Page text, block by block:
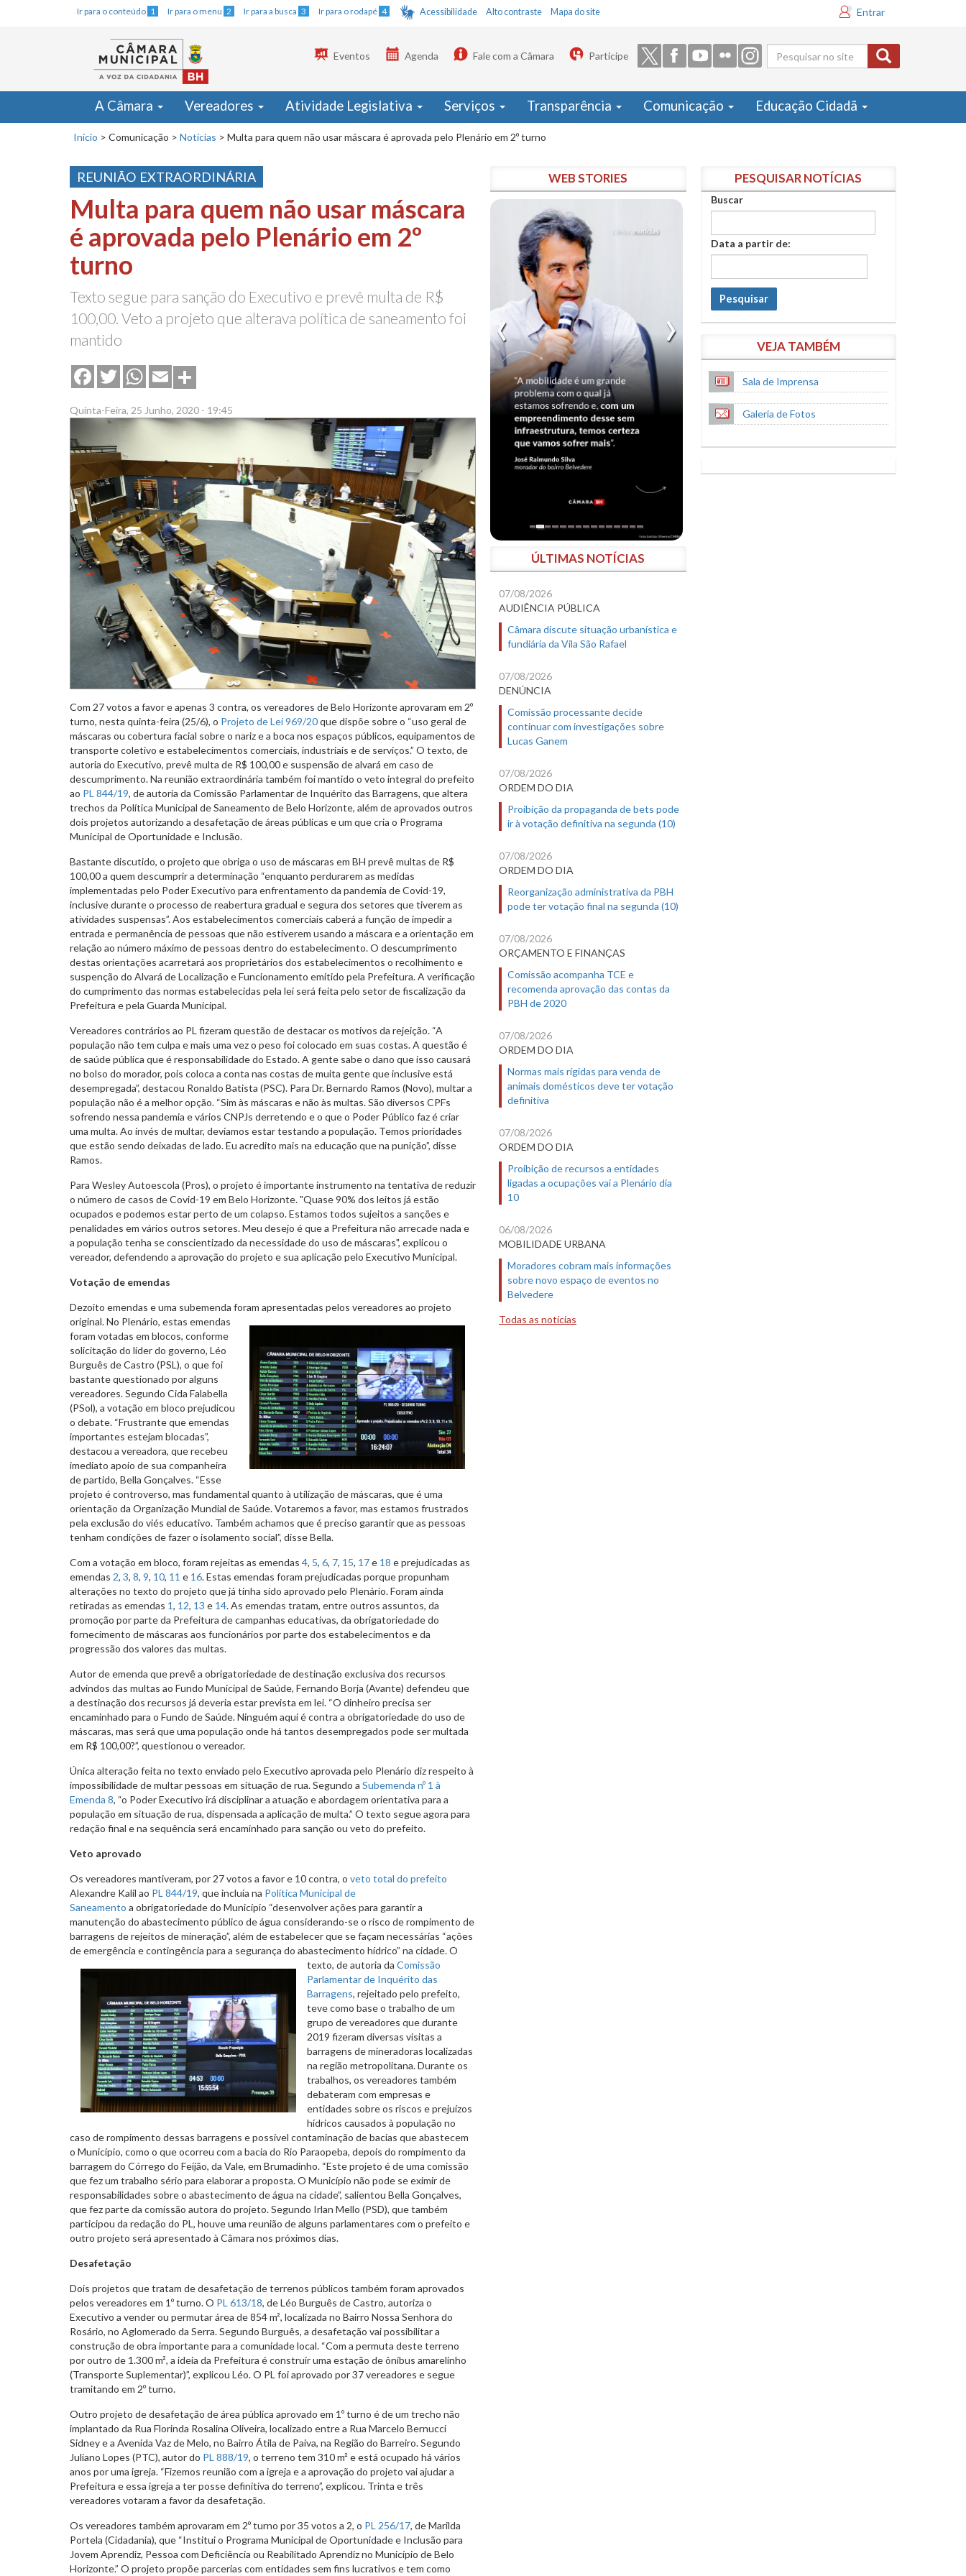
Ir para o conteúdo 1 Ir para o menu 2 Ir para a busca 3 Ir para o rodapé 4 Acessibilidade Alto contraste Mapa do site Entrar
Formulário
de busca
Eventos Agenda Fale com a Câmara Participe
A Câmara Vereadores Atividade Legislativa Serviços Transparência Comunicação Educação Cidadã
Início > Comunicação > Notícias > Multa para quem não usar máscara é aprovada pelo Plenário em 2º turno
REUNIÃO EXTRAORDINÁRIA
Multa para quem não usar máscara
é aprovada pelo Plenário em 2º
turno
Texto segue para sanção do Executivo e prevê multa de R$
100,00. Veto a projeto que alterava política de saneamento foi
mantido
FacebookTwitterWhatsApp
Email
Quinta-Feira, 25 Junho, 2020 - 19:45
Com 27 votos a favor e apenas 3 contra, os vereadores de Belo Horizonte aprovaram em 2º
turno, nesta quinta-feira (25/6), o Projeto de Lei 969/20que dispõe sobre o “uso geral de
máscaras ou cobertura facial sobre o nariz e a boca nos espaços públicos, equipamentos de
transporte coletivo e estabelecimentos comerciais, industriais e de serviços.” O texto, de
autoria do Executivo, prevê multa de R$ 100,00 e suspensão de alvará em caso de
descumprimento. Na reunião extraordinária também foi mantido o veto integral do prefeito
ao PL 844/19, de autoria da Comissão Parlamentar de Inquérito das Barragens, que altera
trechos da Política Municipal de Saneamento de Belo Horizonte, além de aprovados outros
dois projetos autorizando a desafetação de áreas públicas e um que cria o Programa
Municipal de Oportunidade e Inclusão.
Bastante discutido, o projeto que obriga o uso de máscaras em BH prevê multas de R$
100,00 a quem descumprir a determinação “enquanto perdurarem as medidas
implementadas pelo Poder Executivo para enfrentamento da pandemia de Covid-19,
inclusive durante o processo de reabertura gradual e segura dos setores que tiverem as
atividades suspensas”. Aos estabelecimentos comerciais caberá a função de impedir a
entrada e permanência de pessoas que não estiverem usando a máscara e a orientação em
relação ao número máximo de pessoas dentro do estabelecimento. O descumprimento
destas orientações acarretará aos proprietários dos estabelecimentos o recolhimento e
suspenção do Alvará de Localização e Funcionamento emitido pela Prefeitura. A verificação
do cumprimento das normas estabelecidas pela lei será feita pelo setor de fiscalização da
Prefeitura e pela Guarda Municipal.
Vereadores contrários ao PL fizeram questão de destacar os motivos da rejeição. “A
população não tem culpa e mais uma vez o peso foi colocado em suas costas. A questão é
de saúde pública que é responsabilidade do Estado. A gente sabe o dano que isso causará
no bolso do morador, pois coloca a conta nas costas de muita gente que inclusive está
desempregada”, destacou Ronaldo Batista (PSC). Para Dr. Bernardo Ramos (Novo), multar a
população não é a melhor opção. “Sim às máscaras e não às multas. São diversos CPFs
sofrendo nessa pandemia e vários CNPJs derretendo e o que o Poder Público faz é criar
uma multa. Ao invés de multar, devíamos estar testando a população. Temos prioridades
que estão sendo deixadas de lado. Eu acredito mais na educação que na punição”, disse
Ramos.
Para Wesley Autoescola (Pros), o projeto é importante instrumento na tentativa de reduzir
o número de casos de Covid-19 em Belo Horizonte. "Quase 90% dos leitos já estão
ocupados e podemos estar perto de um colapso. Estamos todos sujeitos a sanções e
penalidades em vários outros setores. Meu desejo é que a Prefeitura não arrecade nada e
a população tenha se conscientizado da necessidade do uso de máscaras", explicou o
vereador, defendendo a aprovação do projeto e sua aplicação pelo Executivo Municipal.
Votação de emendas
Dezoito emendas e uma subemenda foram apresentadas pelos vereadores ao projeto
original. No Plenário, estas emendas
foram votadas em blocos, conforme
solicitação do líder do governo, Léo
Burguês de Castro (PSL), o que foi
bastante questionado por alguns
vereadores. Segundo Cida Falabella
(PSol), a votação em bloco prejudicou
o debate. “Frustrante que emendas
importantes estejam blocadas”,
destacou a vereadora, que recebeu
imediato apoio de sua companheira
de partido, Bella Gonçalves. “Esse
projeto é controverso, mas fundamental quanto à utilização de máscaras, que é uma
orientação da Organização Mundial de Saúde. Votaremos a favor, mas estamos frustrados
pela exclusão do viés educativo. Também achamos que é preciso garantir que as pessoas
tenham condições de fazer o isolamento social”, disse Bella.
Com a votação em bloco, foram rejeitas as emendas 4, 5, 6, 7, 15, 17e 18 e prejudicadas as
emendas 2, 3, 8, 9, 10, 11 e 16. Estas emendas foram prejudicadas porque propunham
alterações no texto do projeto que já tinha sido aprovado pelo Plenário. Foram ainda
retiradas as emendas 1, 12, 13 e 14. As emendas tratam, entre outros assuntos, da
promoção por parte da Prefeitura de campanhas educativas, da obrigatoriedade do
fornecimento de máscaras aos funcionários por parte dos estabelecimentos e da
progressão dos valores das multas.
Autor de emenda que prevê a obrigatoriedade de destinação exclusiva dos recursos
advindos das multas ao Fundo Municipal de Saúde, Fernando Borja (Avante) defendeu que
a destinação dos recursos já deveria estar prevista em lei. “O dinheiro precisa ser
encaminhado para o Fundo de Saúde. Ninguém aqui é contra a obrigatoriedade do uso de
máscaras, mas será que uma população onde há tantos desempregados pode ser multada
em R$ 100,00?”, questionou o vereador.
Única alteração feita no texto enviado pelo Executivo aprovada pelo Plenário diz respeito à
impossibilidade de multar pessoas em situação de rua. Segundo a Subemenda nº 1 à
Emenda 8, “o Poder Executivo irá disciplinar a atuação e abordagem orientativa para a
população em situação de rua, dispensada a aplicação de multa.” O texto segue agora para
redação final e na sequência será encaminhado para sanção ou veto do prefeito.
Veto aprovado
Os vereadores mantiveram, por 27 votos a favor e 10 contra, o veto total do prefeito
Alexandre Kalil ao PL 844/19, que incluía na Política Municipal de
Saneamento a obrigatoriedade do Município “desenvolver ações para garantir a
manutenção do abastecimento público de água considerando-se o risco de rompimento de
barragens de rejeitos de mineração”, além de estabelecer que se façam necessárias “ações
de emergência e contingência para a segurança do abastecimento hídrico” na cidade. O
texto, de autoria da Comissão
Parlamentar de Inquérito das
Barragens, rejeitado pelo prefeito,
teve como base o trabalho de um
grupo de vereadores que durante
2019 fizeram diversas visitas a
barragens de mineradoras localizadas
na região metropolitana. Durante os
trabalhos, os vereadores também
debateram com empresas e
entidades sobre os riscos e prejuízos
hídricos causados à população no
caso de rompimento dessas barragens e possível contaminação de bacias que abastecem
o Município, como o que ocorreu com a bacia do Rio Paraopeba, depois do rompimento da
barragem do Córrego do Feijão, da Vale, em Brumadinho. “Este projeto é de uma comissão
que fez um trabalho sério para elaborar a proposta. O Município não pode se eximir de
responsabilidades sobre o abastecimento de água na cidade”, salientou Bella Gonçalves,
que fez parte da comissão autora do projeto. Segundo Irlan Mello (PSD), que também
participou da redação do PL, houve uma reunião de alguns parlamentares com o prefeito e
outro projeto será apresentado à Câmara nos próximos dias.
Desafetação
Dois projetos que tratam de desafetação de terrenos públicos também foram aprovados
pelos vereadores em 1º turno. O PL 613/18, de Léo Burguês de Castro, autoriza o
Executivo a vender ou permutar área de 854 m², localizada no Bairro Nossa Senhora do
Rosário, no Aglomerado da Serra. Segundo Burguês, a desafetação vai possibilitar a
construção de obra importante para a comunidade local. “Com a permuta deste terreno
por outro de 1.300 m², a ideia da Prefeitura é construir uma estação de ônibus amarelinho
(Transporte Suplementar)”, explicou Léo. O PL foi aprovado por 37 vereadores e segue
tramitando em 2º turno.
Outro projeto de desafetação de área pública aprovado em 1º turno é de um trecho não
implantado da Rua Florinda Rosalina Oliveira, localizado entre a Rua Marcelo Bernucci
Sidney e a Avenida Vaz de Melo, no Bairro Átila de Paiva, na Região do Barreiro. Segundo
Juliano Lopes (PTC), autor do PL 888/19, o terreno tem 310 m² e está ocupado há vários
anos por uma igreja. “Fizemos reunião com a igreja e a aprovação do projeto vai ajudar a
Prefeitura e essa igreja a ter posse definitiva do terreno”, explicou. Trinta e três
vereadores votaram a favor da desafetação.
Os vereadores também aprovaram em 2º turno por 35 votos a 2, o PL 256/17, de Marilda
Portela (Cidadania), que “Institui o Programa Municipal de Oportunidade e Inclusão para
Jovem Aprendiz, Pessoa com Deficiência ou Reabilitado Aprendiz no Município de Belo
Horizonte.” O projeto propõe parcerias com entidades sem fins lucrativos e tem como
WEB STORIES
ÚLTIMAS NOTÍCIAS
07/08/2026
AUDIÊNCIA PÚBLICA
Câmara discute situação urbanística e
fundiária da Vila São Rafael
07/08/2026
DENÚNCIA
Comissão processante decide
continuar com investigações sobre
Lucas Ganem
07/08/2026
ORDEM DO DIA
Proibição da propaganda de bets pode
ir à votação definitiva na segunda (10)
07/08/2026
ORDEM DO DIA
Reorganização administrativa da PBH
pode ter votação final na segunda (10)
07/08/2026
ORÇAMENTO E FINANÇAS
Comissão acompanha TCE e
recomenda aprovação das contas da
PBH de 2020
07/08/2026
ORDEM DO DIA
Normas mais rígidas para venda de
animais domésticos deve ter votação
definitiva
07/08/2026
ORDEM DO DIA
Proibição de recursos a entidades
ligadas a ocupações vai a Plenário dia
10
06/08/2026
MOBILIDADE URBANA
Moradores cobram mais informações
sobre novo espaço de eventos no
Belvedere
Todas as notícias
PESQUISAR NOTÍCIAS
Buscar
Data a partir de:
Pesquisar
VEJA TAMBÉM
Sala de Imprensa
Galeria de Fotos